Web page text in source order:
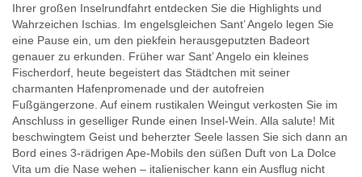
Ihrer großen Inselrundfahrt entdecken Sie die Highlights und
Wahrzeichen Ischias. Im engelsgleichen Sant’ Angelo legen Sie
eine Pause ein, um den piekfein herausgeputzten Badeort
genauer zu erkunden. Früher war Sant’ Angelo ein kleines
Fischerdorf, heute begeistert das Städtchen mit seiner
charmanten Hafenpromenade und der autofreien
Fußgängerzone. Auf einem rustikalen Weingut verkosten Sie im
Anschluss in geselliger Runde einen Insel-Wein. Alla salute! Mit
beschwingtem Geist und beherzter Seele lassen Sie sich dann an
Bord eines 3-rädrigen Ape-Mobils den süßen Duft von La Dolce
Vita um die Nase wehen – italienischer kann ein Ausflug nicht